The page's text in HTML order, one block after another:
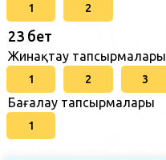
1 2
23 бет
Жинақтау тапсырмалары
1 2 3
Бағалау тапсырмалары
1